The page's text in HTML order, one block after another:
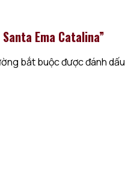
Ema Catalina”
bắt buộc được đánh dấu